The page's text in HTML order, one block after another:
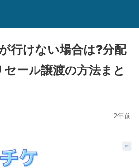
行けない場合は?分配
ール譲渡の方法まと
2年前